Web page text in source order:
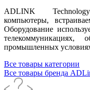
ADLINK
компьютеры,
Оборудование
телекоммуникациях,
промышленных
Все товары категории
Все товары бренда